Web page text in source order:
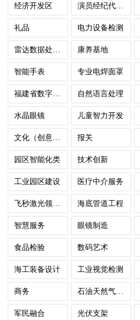
经济开发区 演员经纪代理服务
礼品 电力设备检测
康养基地
智能手表 专业电焊面罩
自然语言处理
水晶眼镜 儿童智力开发
报关
园区智能化类 技术创新
工业园区建设 医疗中介服务
海底管道工程
智慧服务 眼镜制造
食品检验 数码艺术
海工装备设计 工业视觉检测
商务 石油天然气检测
军民融合 光伏支架